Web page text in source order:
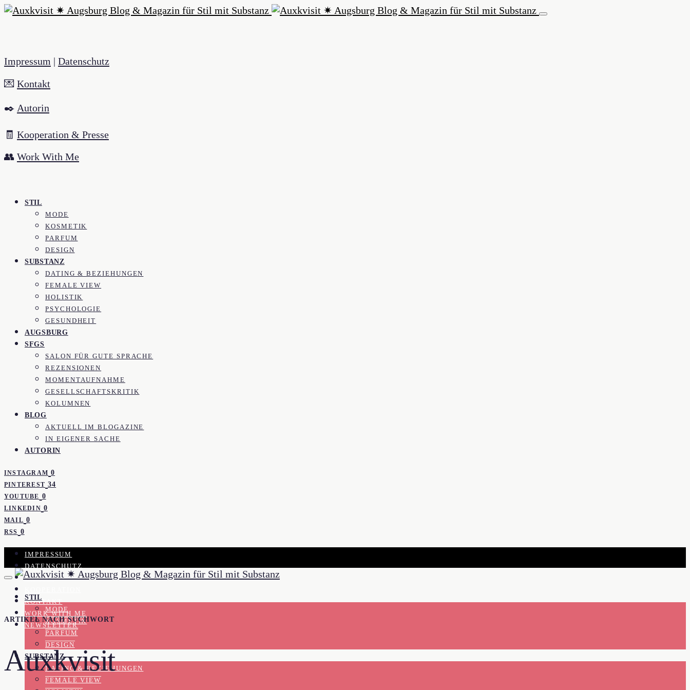
Impressum | Datenschutz
💌 Kontakt
✒️ Autorin
🧾 Kooperation & Presse
👥 Work With Me
STIL
MODE
KOSMETIK
PARFUM
DESIGN
SUBSTANZ
DATING & BEZIEHUNGEN
FEMALE VIEW
HOLISTIK
PSYCHOLOGIE
GESUNDHEIT
AUGSBURG
SFGS
SALON FÜR GUTE SPRACHE
REZENSIONEN
MOMENTAUFNAHME
GESELLSCHAFTSKRITIK
KOLUMNEN
BLOG
AKTUELL IM BLOGAZINE
IN EIGENER SACHE
AUTORIN
INSTAGRAM 0
PINTEREST 34
YOUTUBE 0
LINKEDIN 0
MAIL 0
RSS 0
IMPRESSUM
DATENSCHUTZ
PRESSE
KONTAKT
WORK WITH ME
NEWSLETTER
STIL
MODE
KOSMETIK
PARFUM
DESIGN
SUBSTANZ
DATING & BEZIEHUNGEN
FEMALE VIEW
ARTIKEL NACH SUCHWORT
Auxkvisit